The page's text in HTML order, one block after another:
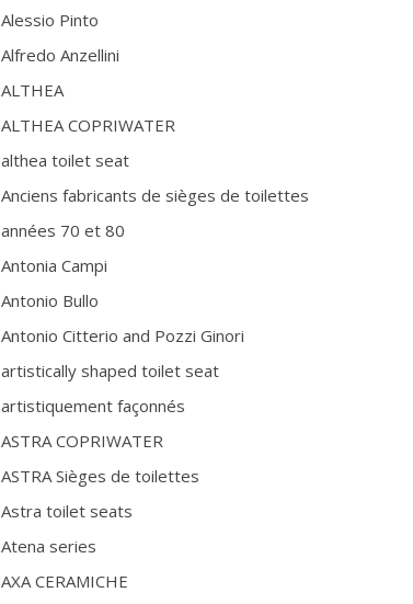
Alessio Pinto
Alfredo Anzellini
ALTHEA
ALTHEA COPRIWATER
althea toilet seat
Anciens fabricants de sièges de toilettes
années 70 et 80
Antonia Campi
Antonio Bullo
Antonio Citterio and Pozzi Ginori
artistically shaped toilet seat
artistiquement façonnés
ASTRA COPRIWATER
ASTRA Sièges de toilettes
Astra toilet seats
Atena series
AXA CERAMICHE